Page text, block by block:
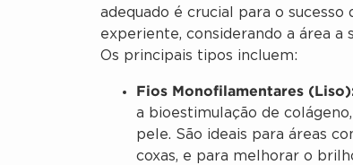
adequado é crucial para o
experiente, considerando a área a
Os principais tipos incluem:
Fios Monofilamentares
a bioestimulação de
pele. São ideais para áreas
coxas, e para melhorar o